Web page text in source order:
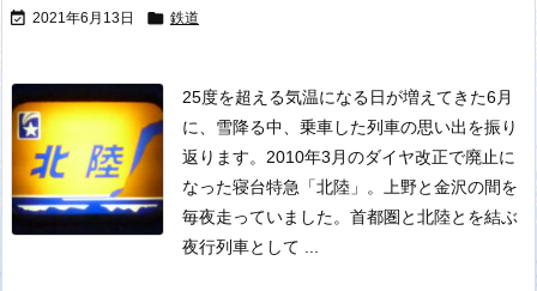
 2021年6月13日  鉄道
25度を超える気温になる日が増えてきた6月
に、雪降る中、乗車した列車の思い出を振り
返ります。 2010年3月のダイヤ改正で廃止に
なった寝台特急「北陸」。上野と金沢の間を
毎夜走っていました。首都圏と北陸とを結ぶ
夜行列車として ...